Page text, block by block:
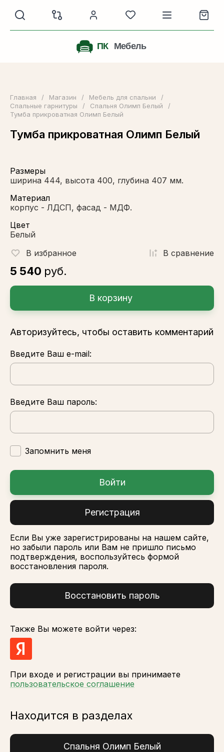
Главная / Магазин / Мебель для спальни
/
Спальные гарнитуры
/ Спальня Олимп Белый
/
Тумба прикроватная Олимп Белый
Тумба прикроватная Олимп Белый
Размеры
ширина 444, высота 400, глубина 407 мм.
Материал
корпус - ЛДСП, фасад - МДФ.
Цвет
Белый
В избранное
В сравнениe
5 540 руб.
В корзину
Авторизуйтесь, чтобы оставить комментарий
Введите Ваш e-mail:
Введите Ваш пароль:
Запомнить меня
Войти
Регистрация
Если Вы уже зарегистрированы на нашем сайте,
но забыли пароль или Вам не пришло письмо
подтверждения, воспользуйтесь формой
восстановления пароля.
Восстановить пароль
Также Вы можете войти через:
При входе и регистрации вы принимаете
пользовательское соглашение
Находится в разделах
Спальня Олимп Белый